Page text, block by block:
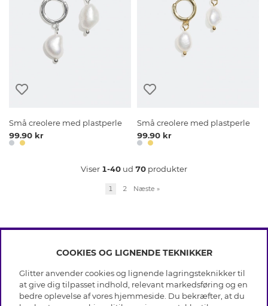
Små creolere med plastperle
99.90 kr
Små creolere med plastperle
99.90 kr
Viser 1-40 ud 70 produkter
1 2 Næste »
INFO
Betingelser
Databeskyttelsespolitik
Cookies
OM GLITTER
COOKIES OG LIGNENDE TEKNIKKER
Glitter anvender cookies og lignende lagringsteknikker til
at give dig tilpasset indhold, relevant markedsføring og en
bedre oplevelse af vores hjemmeside. Du bekræfter, at du